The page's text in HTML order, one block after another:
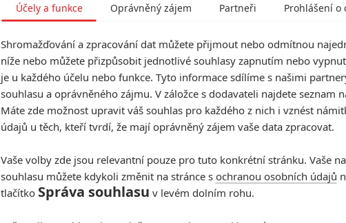
Účely a funkce Oprávněný zájem Partneři Prohlášení o
Shromažďování a zpracování dat můžete přijmout nebo odmítnou
níže nebo můžete přizpůsobit jednotlivé souhlasy zapnutím nebo
je u každého účelu nebo funkce. Tyto informace sdílíme s našimi
souhlasu a oprávněného zájmu. V záložce s dodavateli najdete seznam
Máte zde možnost upravit váš souhlas pro každého z nich i vznést
údajů u těch, kteří tvrdí, že mají oprávněný zájem vaše data zpracovat.
Vaše volby zde jsou relevantní pouze pro tuto konkrétní stránku. Vaše
souhlasu můžete kdykoli změnit na stránce s ochranou osobních údajů
tlačítko Správa souhlasu v levém dolním rohu.